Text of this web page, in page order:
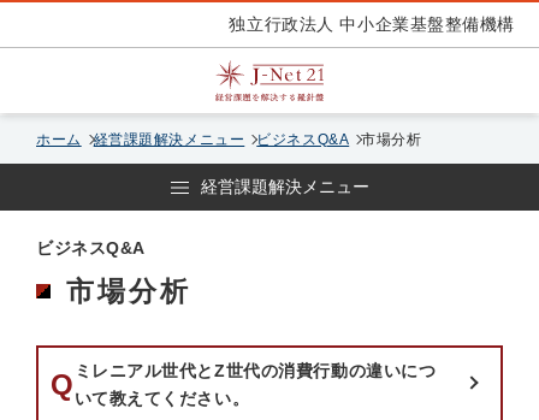
独立行政法人 中小企業基盤整備機構
ホーム 経営課題解決メニュー ビジネスQ&A 市場分析
経営課題解決メニュー
ビジネスQ&A
市場分析
質問：
Q ミレニアル世代とZ世代の消費行動の違いにつ
いて教えてください。